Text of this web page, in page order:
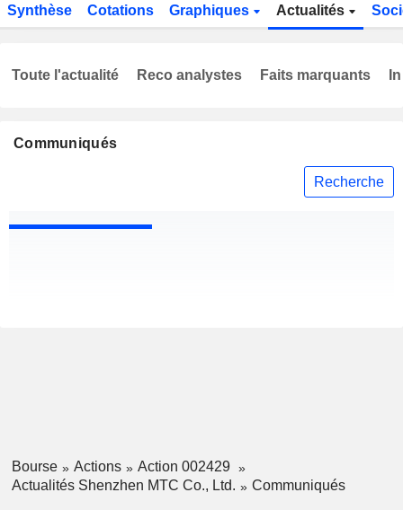
Synthèse Cotations Graphiques Actualités
Communiqués
Recherche
Toute l'actualité Reco analystes Faits marquants
Bourse Actions
Action 002429
Actualités Shenzhen MTC Co., Ltd.
Communiqués